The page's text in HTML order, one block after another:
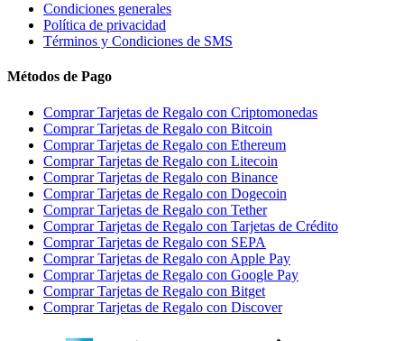
Condiciones generales
Política de privacidad
Términos y Condiciones de SMS
Métodos de Pago
Comprar Tarjetas de Regalo con Criptomonedas
Comprar Tarjetas de Regalo con Bitcoin
Comprar Tarjetas de Regalo con Ethereum
Comprar Tarjetas de Regalo con Litecoin
Comprar Tarjetas de Regalo con Binance
Comprar Tarjetas de Regalo con Dogecoin
Comprar Tarjetas de Regalo con Tether
Comprar Tarjetas de Regalo con Tarjetas de Crédito
Comprar Tarjetas de Regalo con SEPA
Comprar Tarjetas de Regalo con Apple Pay
Comprar Tarjetas de Regalo con Google Pay
Comprar Tarjetas de Regalo con Bitget
Comprar Tarjetas de Regalo con Discover